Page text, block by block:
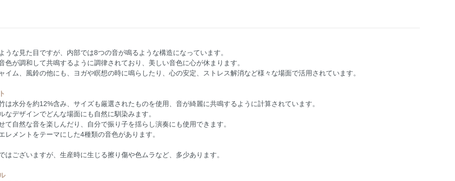
うな見た目ですが、内部では8つの音が鳴るような構造になっています。
色が調和して共鳴するように調律されており、美しい音色に心が休まります。
イム、風鈴の他にも、ヨガや瞑想の時に鳴らしたり、心の安定、ストレス解消など様々な場面で活用されています。
は水分を約12%含み、サイズも厳選されたものを使用、音が綺麗に共鳴するように計算されています。
なデザインでどんな場面にも自然に馴染みます。
て自然な音を楽しんだり、自分で振り子を揺らし演奏にも使用できます。
レメントをテーマにした4種類の音色があります。
はございますが、生産時に生じる擦り傷や色ムラなど、多少あります。